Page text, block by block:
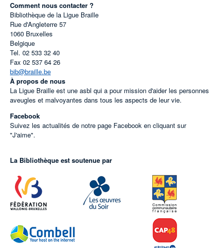
Comment nous contacter ?
Bibliothèque de la Ligue Braille
Rue d'Angleterre 57
1060 Bruxelles
Belgique
Tel. 02 533 32 40
Fax 02 537 64 26
bib@braille.be
À propos de nous
La Ligue Braille est une asbl qui a pour mission d'aider les personnes
aveugles et malvoyantes dans tous les aspects de leur vie.
Facebook
Suivez les actualités de notre page Facebook en cliquant sur
"J'aime".
La Bibliothèque est soutenue par